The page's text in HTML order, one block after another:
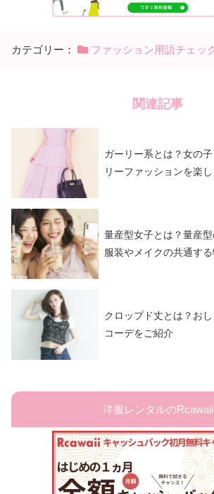
カテゴリー： ファッション用語チェッ
関連記事
ガーリー系とは？女の
リーファッションを楽し
量産型女子とは？量産
服装やメイクの共通す
クロップド丈とは？お
コーデをご紹介
洋服レンタルのRcawaii